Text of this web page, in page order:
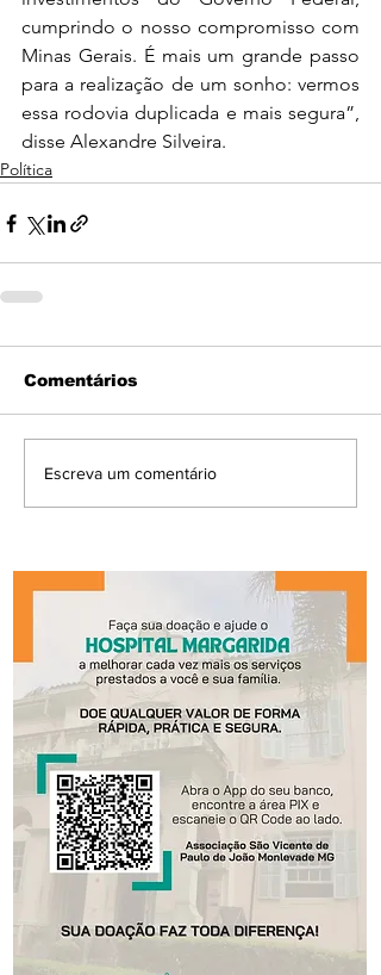
cumprindo o nosso compromisso com
Minas Gerais. É mais um grande passo
para a realização de um sonho: vermos
essa rodovia duplicada e mais segura”,
disse Alexandre Silveira.
Política
Comentários
Escreva um comentário